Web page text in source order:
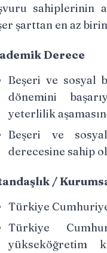
sahiplerinin
şarttan en az
Derece
Beşeri ve sosyal
dönemini
yeterlilik
Beşeri ve
derecesine sahip
/
Türkiye
Türkiye
yükseköğretim